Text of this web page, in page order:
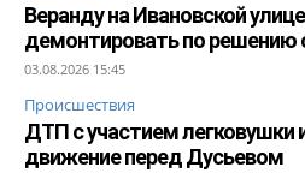
Веранду на Ивановской
демонтировать по решению
03.08.2026 15:45
Происшествия
ДТП с участием легковушки
движение перед Дусьевом